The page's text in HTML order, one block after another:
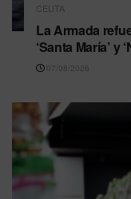
CEUTA
La Armada
‘Santa María’ y
07/08/2026